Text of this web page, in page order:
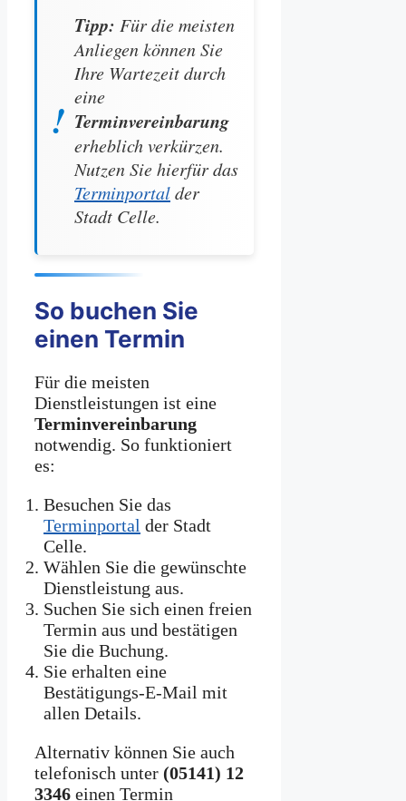
Tipp: Für die meisten
Anliegen können Sie
Ihre Wartezeit durch
eine
Terminvereinbarung
erheblich verkürzen.
Nutzen Sie hierfür das
Terminportalder
Stadt Celle.
So buchen Sie
einen Termin
Für die meisten
Dienstleistungen ist eine
Terminvereinbarung
notwendig. So funktioniert
es:
Besuchen Sie das
Terminportal der Stadt
Celle.
Wählen Sie die gewünschte
Dienstleistung aus.
Suchen Sie sich einen freien
Termin aus und bestätigen
Sie die Buchung.
Sie erhalten eine
Bestätigungs-E-Mail mit
allen Details.
Alternativ können Sie auch
telefonisch unter (05141) 12
3346 einen Termin